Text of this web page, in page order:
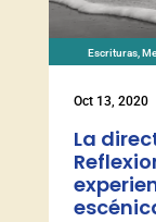
Escrituras ,
Oct 13, 2020
La